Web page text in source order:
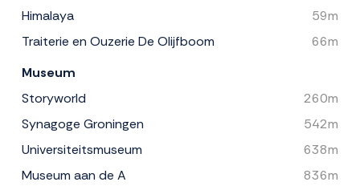
Himalaya
59m
Traiterie en Ouzerie De Olijfboom
66m
Museum
Storyworld
260m
Synagoge Groningen
542m
Universiteitsmuseum
638m
Museum aan de A
836m